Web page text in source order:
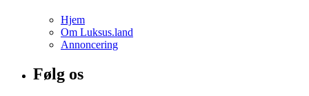
Hjem
Om Luksus.land
Annoncering
Følg os